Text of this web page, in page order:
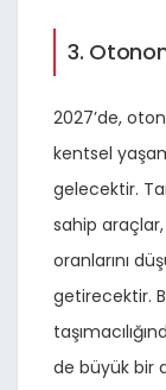
3.
2027’de,
kentsel
gelecektir.
sahip araçlar,
oranlarını
getirecektir.
de büyük bir